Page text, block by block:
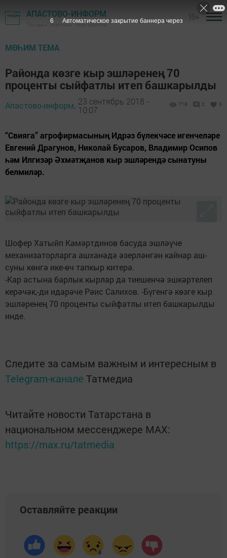
АПАСТОВО-ИНФОРМ
"Йолдыз" газетасы - Апас районы
МӨҺИМ ТЕМА
Районда көзге кыр эшләренең 70
проценты сыйфатлы итеп башкарылды
Апастово-информ, 23 сентябрь 2018 -
10:07
718 0 0
“Свияга” агрофирмасының Идрәз бүлекчәсе игенчеләре
Евгений Драгунов, Николай Бусаров, Владимир Осипов
һәм Илгизәр Әхмәтҗанов кыр эшләрендә сынатуны
белмиләр.
Шофер Хатыйп Камәртдинов басуда эшләүче
механизаторларга ашханәдә әзерләнгән кайнар аш-
суны көнгә ике-өч тапкыр китерә.
-Кар астына барлык кырлар да тиешенчә эшкәртелеп
керәчәк,-ди идарәче Рәис Салихов. -Бүгенгә көзге кыр
эшләренең 70 проценты сыйфатлы итеп башкарылды
инде.
Следите за самым важным и интересным в
Telegram-канале Татмедиа
Читайте новости Татарстана в
национальном мессенджере MАХ:
https://max.ru/tatmedia
Оставляйте реакции
5 Автоматическое закрытие баннера через